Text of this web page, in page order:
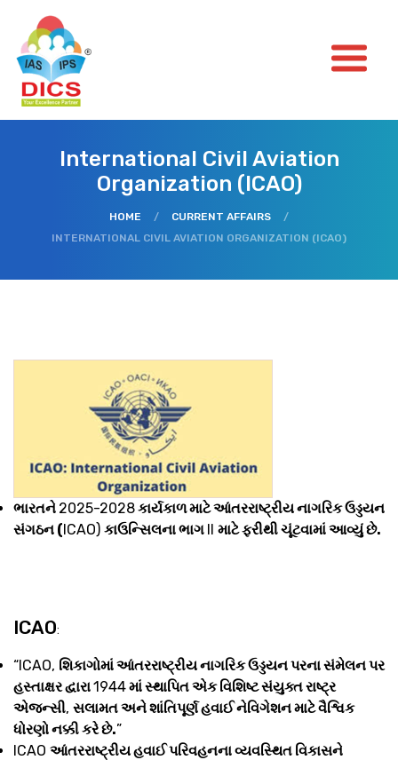
International Civil Aviation
Organization (ICAO)
HOME / CURRENT AFFAIRS
/
INTERNATIONAL CIVIL AVIATION ORGANIZATION (ICAO)
ભારતને 2025-2028કાર્યકાળ માટે આંતરરાષ્ટ્રીય નાગરિક ઉડ્ડયન
સંગઠન (ICAO) કાઉન્સિલના ભાગ II માટે ફરીથી ચૂંટવામાં આવ્યું છે.
ICAO:
“ICAO, શિકાગોમાં આંતરરાષ્ટ્રીય નાગરિક ઉડ્ડયન પરના સંમેલન પર
હસ્તાક્ષર દ્વારા1944માં સ્થાપિત એક વિશિષ્ટ સંયુક્ત રાષ્ટ્ર
એજન્સી, સલામત અને શાંતિપૂર્ણ હવાઈ નેવિગેશન માટે વૈશ્વિક
ધોરણો નક્કી કરે છે.”
ICAO આંતરરાષ્ટ્રીય હવાઈ પરિવહનના વ્યવસ્થિત વિકાસને